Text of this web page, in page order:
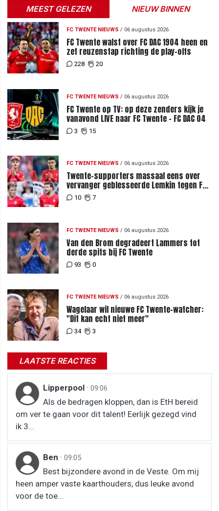
MEEST GELEZEN NIEUW BINNEN
FC TWENTE NIEUWS / 06 augustus 2026
FC Twente walst over FC DAC 1904 heen en
zet reuzenstap richting de play-offs
228 20
FC TWENTE NIEUWS / 06 augustus 2026
FC Twente op TV: op deze zenders kijk je
vanavond LIVE naar FC Twente - FC DAC 04
3 15
FC TWENTE NIEUWS / 06 augustus 2026
Twente-supporters massaal eens over
vervanger geblesseerde Lemkin tegen FC
DAC 04
10 7
FC TWENTE NIEUWS / 06 augustus 2026
Van den Brom degradeert Lammers tot
derde spits bij FC Twente
93 0
FC TWENTE NIEUWS / 06 augustus 2026
Wagelaar wil nieuwe FC Twente-watcher:
"Dit kan echt niet meer"
34 3
LAATSTE REACTIES
Lipperpool · 09:06
Als de bedragen kloppen, dan is EtH bereid
om ver te gaan voor dit talent! Eerlijk gezegd vind
ik 3...
Ben · 09:05
Best bijzondere avond in de Veste. Om mij
heen amper vaste kaarthouders, dus leuke avond
voor de toe...